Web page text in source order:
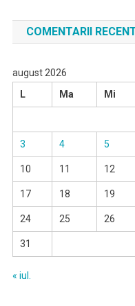
COMENTARII
august 2026
L
Ma Mi
3 4 5
10 11 12
17 18 19
24 25 26
31
« iul.